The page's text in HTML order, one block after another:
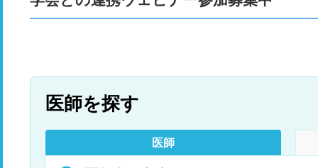
医師を探す
医師